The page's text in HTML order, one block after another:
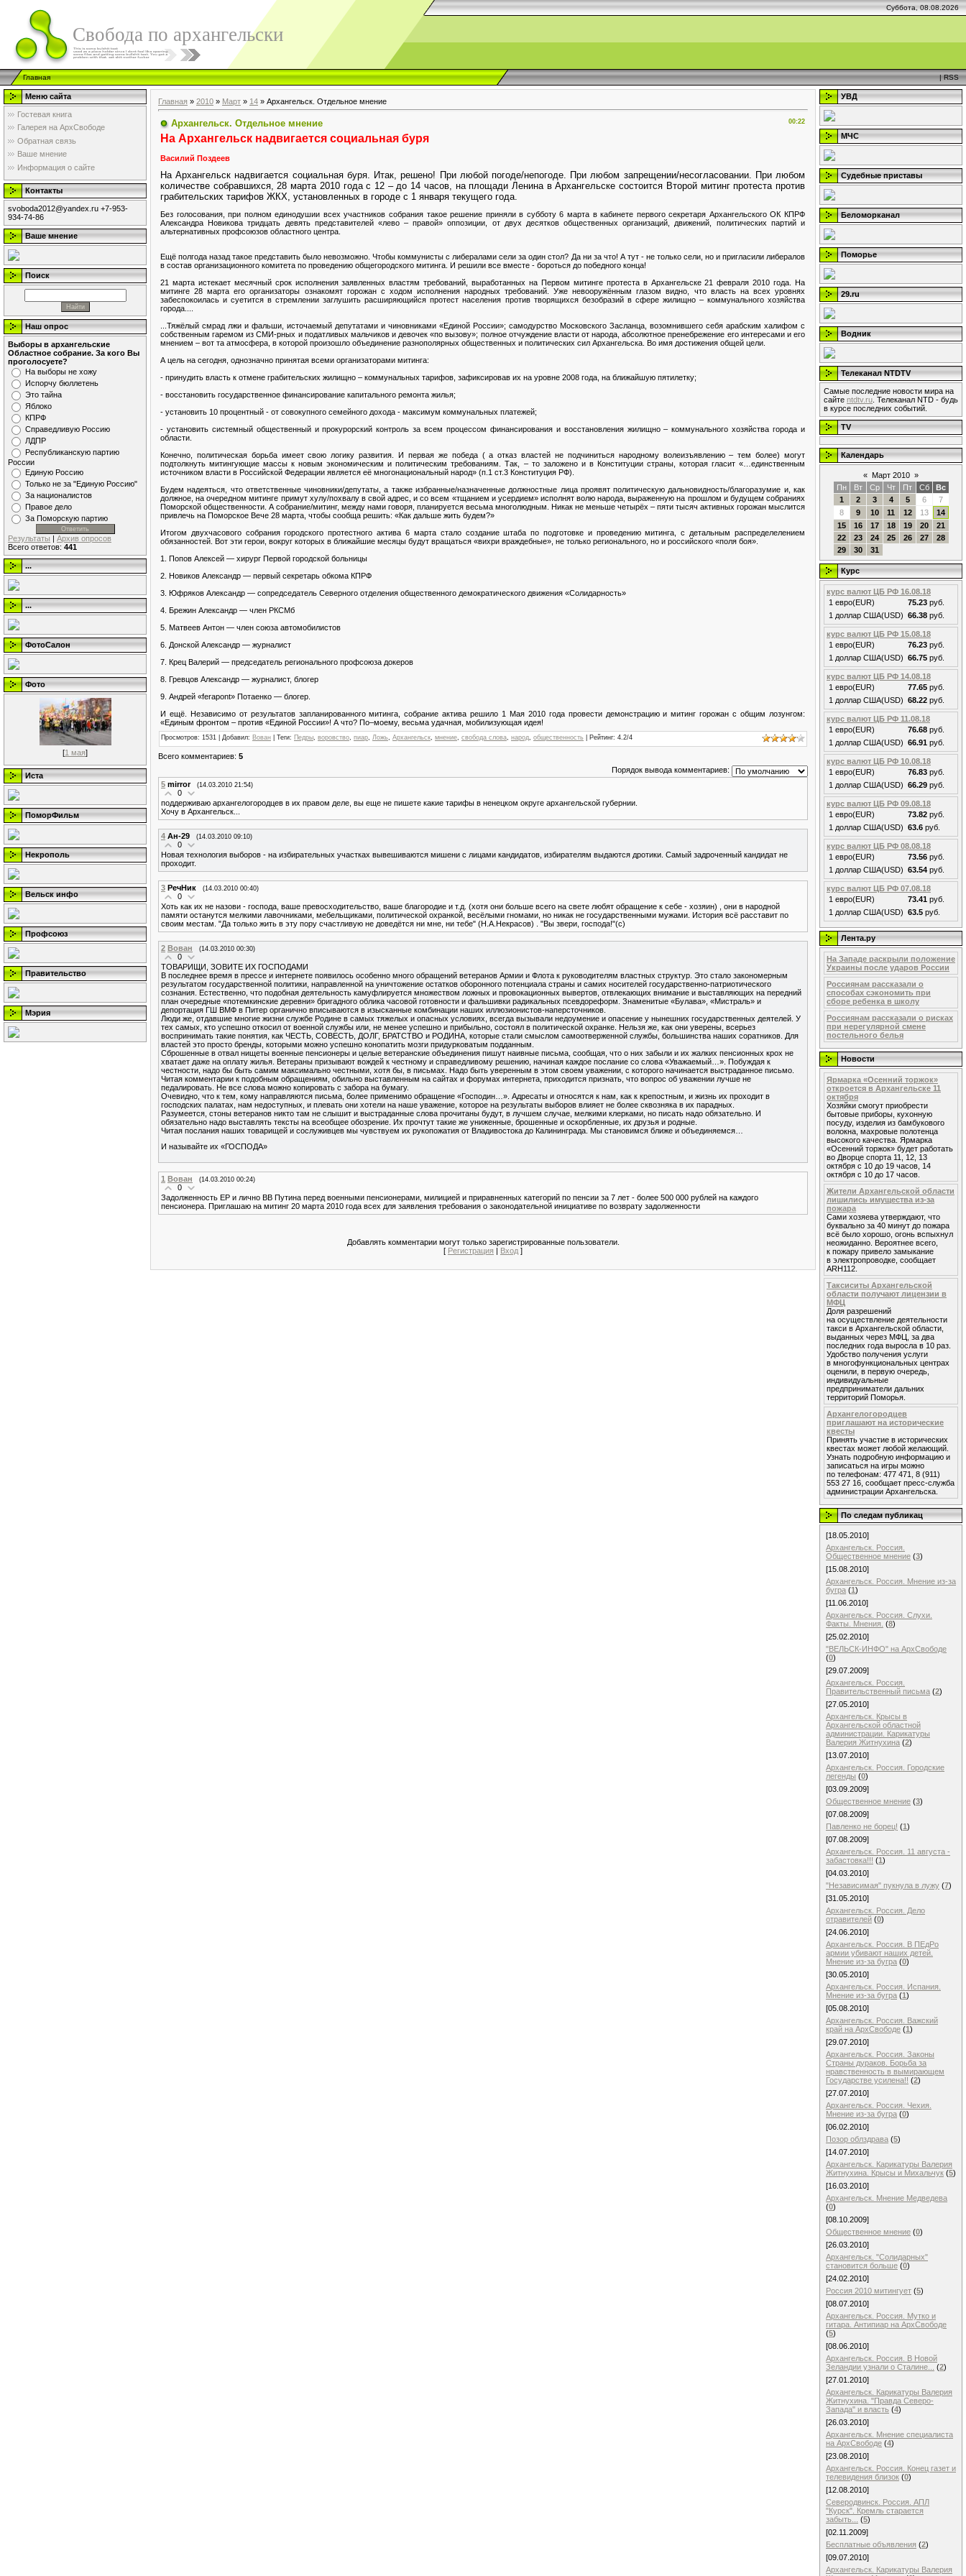
Суббота, 08.08.2026
Свобода по архангельски
Главная |RSS
Меню сайта
Гостевая книга
Галерея на АрхСвободе
Обратная связь
Ваше мнение
Информация о сайте
Контакты
svoboda2012@yandex.ru +7-953-
934-74-86
Ваше мнение
Поиск
Наш опрос
Выборы в архангельские
Областное собрание. За кого Вы
проголосуете?
На выборы не хожу
Испорчу бюллетень
Это тайна
Яблоко
КПРФ
Справедливую Россию
ЛДПР
Республиканскую партию
России
Единую Россию
Только не за "Единую Россию"
За националистов
Правое дело
За Поморскую партию
Результаты | Архив опросов
Всего ответов: 441
...
...
ФотоСалон
Фото
[1 мая]
Иста
ПоморФильм
Некрополь
Вельск инфо
Профсоюз
Правительство
Мэрия
Главная » 2010 » Март » 14 » Архангельск. Отдельное мнение
00:22
Архангельск. Отдельное мнение
На Архангельск надвигается социальная буря
Василий Поздеев
На Архангельск надвигается социальная буря. Итак, решено! При любой погоде/непогоде. При любом запрещении/несогласовании. При любом
количестве собравшихся, 28 марта 2010 года с 12 – до 14 часов, на площади Ленина в Архангельске состоится Второй митинг протеста против
грабительских тарифов ЖКХ, установленных в городе с 1 января текущего года.
Без голосования, при полном единодушии всех участников собрания такое решение приняли в субботу 6 марта в кабинете первого секретаря Архангельского ОК КПРФ
Александра Новикова тридцать девять представителей «лево – правой» оппозиции, от двух десятков общественных организаций, движений, политических партий и
альтернативных профсоюзов областного центра.
Ещё полгода назад такое представить было невозможно. Чтобы коммунисты с либералами сели за один стол? Да ни за что! А тут - не только сели, но и пригласили либералов
в состав организационного комитета по проведению общегородского митинга. И решили все вместе - бороться до победного конца!
21 марта истекает месячный срок исполнения заявленных властям требований, выработанных на Первом митинге протеста в Архангельске 21 февраля 2010 года. На
митинге 28 марта его организаторы ознакомят горожан с ходом исполнения народных требований. Уже невооружённым глазом видно, что власть на всех уровнях
забеспокоилась и суетится в стремлении заглушить расширяющийся протест населения против творящихся безобразий в сфере жилищно – коммунального хозяйства
города....
...Тяжёлый смрад лжи и фальши, источаемый депутатами и чиновниками «Единой России»; самодурство Московского Засланца, возомнившего себя арабским халифом с
собственным гаремом из СМИ-рных и податливых мальчиков и девочек «по вызову»; полное отчуждение власти от народа, абсолютное пренебрежение его интересами и его
мнением – вот та атмосфера, в которой произошло объединение разнополярных общественных и политических сил Архангельска. Во имя достижения общей цели.
А цель на сегодня, однозначно принятая всеми организаторами митинга:
- принудить власть к отмене грабительских жилищно – коммунальных тарифов, зафиксировав их на уровне 2008 года, на ближайшую пятилетку;
- восстановить государственное финансирование капитального ремонта жилья;
- установить 10 процентный - от совокупного семейного дохода - максимум коммунальных платежей;
- установить системный общественный и прокурорский контроль за всем процессом финансирования и восстановления жилищно – коммунального хозяйства города и
области.
Конечно, политическая борьба имеет свою логику развития. И первая же победа ( а отказ властей не подчиниться народному волеизъявлению – тем более) могут
подтолкнуть митингующие массы к новым экономическим и политическим требованиям. Так, – то заложено и в Конституции страны, которая гласит «…единственным
источником власти в Российской Федерации является её многонациональный народ» (п.1 ст.3 Конституция РФ).
Будем надеяться, что ответственные чиновники/депутаты, а также избранные/назначенные должностные лица проявят политическую дальновидность/благоразумие и, как
должное, на очередном митинге примут хулу/похвалу в свой адрес, и со всем «тщанием и усердием» исполнят волю народа, выраженную на прошлом и будущем собраниях
Поморской общественности. А собрание/митинг, между нами говоря, планируется весьма многолюдным. Никак не меньше четырёх – пяти тысяч активных горожан мыслится
привлечь на Поморское Вече 28 марта, чтобы сообща решить: «Как дальше жить будем?»
Итогом двухчасового собрания городского протестного актива 6 марта стало создание штаба по подготовке и проведению митинга, с детальным распределелением
обязанностей. Вот эти герои, вокруг которых в ближайшие месяцы будут вращаться «вихри враждебные», не только регионального, но и российского «поля боя».
1. Попов Алексей — хирург Первой городской больницы
2. Новиков Александр — первый секретарь обкома КПРФ
3. Юфряков Александр — сопредседатель Северного отделения общественного демократического движения «Солидарность»
4. Брежин Александр — член РКСМб
5. Матвеев Антон — член союза автомобилистов
6. Донской Александр — журналист
7. Крец Валерий — председатель регионального профсоюза докеров
8. Гревцов Александр — журналист, блогер
9. Андрей «ferapont» Потаенко — блогер.
И ещё. Независимо от результатов запланированного митинга, собрание актива решило 1 Мая 2010 года провести демонстрацию и митинг горожан с общим лозунгом:
«Единым фронтом – против «Единой России»! А что? По–моему, весьма удачная, мобилизующая идея!
Просмотров: 1531 | Добавил: Вован Теги: Педры воровство пиар Ложь Архангельск мнение свобода слова народ общественность Рейтинг: 4.2/4
Всего комментариев: 5
Порядок вывода комментариев:
5 mirror (14.03.2010 21:54)
0
поддерживаю архангелогородцев в их правом деле, вы еще не пишете какие тарифы в ненецком округе архангельской губернии.
Хочу в Архангельск...
4 Ан-29 (14.03.2010 09:10)
0
Новая технология выборов - на избирательных участках вывешиваются мишени с лицами кандидатов, избирателям выдаются дротики. Самый задроченный кандидат не
проходит.
3 РечНик (14.03.2010 00:40)
0
Хоть как их не назови - господа, ваше превосходительство, ваше благородие и т.д. (хотя они больше всего на свете любят обращение к себе - хозяин) , они в народной
памяти останутся мелкими лавочниками, мебельщиками, политической охранкой, весёлыми гномами, но никак не государственными мужами. История всё расставит по
своим местам. "Да только жить в эту пору счастливую не доведётся ни мне, ни тебе" (Н.А.Некрасов) . "Вы звери, господа!"(с)
2 Вован (14.03.2010 00:30)
0
ТОВАРИЩИ, ЗОВИТЕ ИХ ГОСПОДАМИ
В последнее время в прессе и интернете появилось особенно много обращений ветеранов Армии и Флота к руководителям властных структур. Это стало закономерным
результатом государственной политики, направленной на уничтожение остатков оборонного потенциала страны и самих носителей государственно-патриотического
сознания. Естественно, что подобная деятельность камуфлируется множеством ложных и провокационных вывертов, отвлекающих внимание и выставляющих на передний
план очередные «потемкинские деревни» бригадного облика часовой готовности и фальшивки радикальных псевдореформ. Знаменитые «Булава», «Мистраль» и
депортация ГШ ВМФ в Питер органично вписываются в изысканные комбинации наших иллюзионистов-наперсточников.
Люди же, отдавшие многие жизни службе Родине в самых тяжелых и опасных условиях, всегда вызывали недоумение и опасение у нынешних государственных деятелей. У
тех самых, кто успешно откосил от военной службы или, не менее успешно и прибыльно, состоял в политической охранке. Нельзя же, как они уверены, всерьез
воспринимать такие понятия, как ЧЕСТЬ, СОВЕСТЬ, ДОЛГ, БРАТСТВО и РОДИНА, которые стали смыслом самоотверженной службы, большинства наших соратников. Для
властей это просто бренды, которыми можно успешно конопатить мозги придурковатым подданным.
Сброшенные в отвал нищеты военные пенсионеры и целые ветеранские объединения пишут наивные письма, сообщая, что о них забыли и их жалких пенсионных крох не
хватает даже на оплату жилья. Ветераны призывают вождей к честному и справедливому решению, начиная каждое послание со слова «Уважаемый…». Побуждая к
честности, надо бы быть самим максимально честными, хотя бы, в письмах. Надо быть уверенным в этом своем уважении, с которого начинается выстраданное письмо.
Читая комментарии к подобным обращениям, обильно выставленным на сайтах и форумах интернета, приходится признать, что вопрос об уважении лучше не
педалировать. Не все слова можно копировать с забора на бумагу.
Очевидно, что к тем, кому направляются письма, более применимо обращение «Господин…». Адресаты и относятся к нам, как к крепостным, и жизнь их проходит в
господских палатах, нам недоступных, и плевать они хотели на наше уважение, которое на результаты выборов влияет не более сквозняка в их парадных.
Разумеется, стоны ветеранов никто там не слышит и выстраданные слова прочитаны будут, в лучшем случае, мелкими клерками, но писать надо обязательно. И
обязательно надо выставлять тексты на всеобщее обозрение. Их прочтут такие же униженные, брошенные и оскорбленные, их друзья и родные.
Читая послания наших товарищей и сослуживцев мы чувствуем их рукопожатия от Владивостока до Калининграда. Мы становимся ближе и объединяемся…
И называйте их «ГОСПОДА»
1 Вован (14.03.2010 00:24)
0
Задолженность ЕР и лично ВВ Путина перед военными пенсионерами, милицией и приравненных категорий по пенсии за 7 лет - более 500 000 рублей на каждого
пенсионера. Приглашаю на митинг 20 марта 2010 года всех для заявления требования о законодательной инициативе по возврату задолженности
Добавлять комментарии могут только зарегистрированные пользователи.
[ Регистрация | Вход ]
УВД
МЧС
Судебные приставы
Беломорканал
Поморье
29.ru
Водник
Телеканал NTDTV
Самые последние новости мира на
сайте ntdtv.ru . Телеканал NTD - будь
в курсе последних событий.
TV
Календарь
« Март 2010 »
Пн
Вт Ср Чт Пт Сб
Вс
1
2 3 4 5 6
7
8
9 10 11 12 13
14
15
16 17 18 19 20
21
22
23 24 25 26 27
28
29
30 31
Курс
курс валют ЦБ РФ 16.08.18
1 евро(EUR)
75.23 руб.
1 доллар США(USD) 66.38 руб.
курс валют ЦБ РФ 15.08.18
1 евро(EUR)
76.23 руб.
1 доллар США(USD) 66.75 руб.
курс валют ЦБ РФ 14.08.18
1 евро(EUR)
77.65 руб.
1 доллар США(USD) 68.22 руб.
курс валют ЦБ РФ 11.08.18
1 евро(EUR)
76.68 руб.
1 доллар США(USD) 66.91 руб.
курс валют ЦБ РФ 10.08.18
1 евро(EUR)
76.83 руб.
1 доллар США(USD) 66.29 руб.
курс валют ЦБ РФ 09.08.18
1 евро(EUR)
73.82 руб.
1 доллар США(USD) 63.6 руб.
курс валют ЦБ РФ 08.08.18
1 евро(EUR)
73.56 руб.
1 доллар США(USD) 63.54 руб.
курс валют ЦБ РФ 07.08.18
1 евро(EUR)
73.41 руб.
1 доллар США(USD) 63.5 руб.
Лента.ру
На Западе раскрыли положение
Украины после ударов России
Россиянам рассказали о
способах сэкономить при
сборе ребенка в школу
Россиянам рассказали о рисках
при нерегулярной смене
постельного белья
Новости
Ярмарка «Осенний торжок»
откроется в Архангельске 11
октября
Хозяйки смогут приобрести
бытовые приборы, кухонную
посуду, изделия из бамбукового
волокна, махровые полотенца
высокого качества. Ярмарка
«Осенний торжок» будет работать
во Дворце спорта 11, 12, 13
октября с 10 до 19 часов, 14
октября с 10 до 17 часов.
Жители Архангельской области
лишились имущества из-за
пожара
Сами хозяева утверждают, что
буквально за 40 минут до пожара
всё было хорошо, огонь вспыхнул
неожиданно. Вероятнее всего,
к пожару привело замыкание
в электропроводке, сообщает
ARH112.
Таксиситы Архангельской
области получают лицензии в
МФЦ
Доля разрешений
на осуществление деятельности
такси в Архангельской области,
выданных через МФЦ, за два
последних года выросла в 10 раз.
Удобство получения услуги
в многофункциональных центрах
оценили, в первую очередь,
индивидуальные
предприниматели дальних
территорий Поморья.
Архангелогородцев
приглашают на исторические
квесты
Принять участие в исторических
квестах может любой желающий.
Узнать подробную информацию и
записаться на игры можно
по телефонам: 477 471, 8 (911)
553 27 16, сообщает пресс-служба
администрации Архангельска.
По следам публикац
[18.05.2010]
Архангельск. Россия.
Общественное мнение (3)
[15.08.2010]
Архангельск. Россия. Мнение из-за
бугра (1)
[11.06.2010]
Архангельск. Россия. Слухи.
Факты. Мнения. (8)
[25.02.2010]
"ВЕЛЬСК-ИНФО" на АрхСвободе
(0)
[29.07.2009]
Архангельск. Россия.
Правительственный письма (2)
[27.05.2010]
Архангельск. Крысы в
Архангельской областной
администрации. Карикатуры
Валерия Житнухина (2)
[13.07.2010]
Архангельск. Россия. Городские
легенды (0)
[03.09.2009]
Общественное мнение (3)
[07.08.2009]
Павленко не борец! (1)
[07.08.2009]
Архангельск. Россия. 11 августа -
забастовка!!! (1)
[04.03.2010]
"Независимая" пукнула в лужу (7)
[31.05.2010]
Архангельск. Россия. Дело
отравителей (0)
[24.06.2010]
Архангельск. Россия. В ПЕдРо
армии убивают наших детей.
Мнение из-за бугра (0)
[30.05.2010]
Архангельск. Россия. Испания.
Мнение из-за бугра (1)
[05.08.2010]
Архангельск. Россия. Важский
край на АрхСвободе (1)
[29.07.2010]
Архангельск. Россия. Законы
Страны дураков. Борьба за
нравственность в вымирающем
Государстве усилена!! (2)
[27.07.2010]
Архангельск. Россия. Чехия.
Мнение из-за бугра (0)
[06.02.2010]
Позор облздрава (5)
[14.07.2010]
Архангельск. Карикатуры Валерия
Житнухина. Крысы и Михальчук (5)
[16.03.2010]
Архангельск. Мнение Медведева
(0)
[08.10.2009]
Общественное мнение (0)
[26.03.2010]
Архангельск. "Солидарных"
становится больше (0)
[24.02.2010]
Россия 2010 митингует (5)
[08.07.2010]
Архангельск. Россия. Мутко и
гитара. Антипиар на АрхСвободе
(5)
[08.06.2010]
Архангельск. Россия. В Новой
Зеландии узнали о Сталине...
(2)
[27.01.2010]
Архангельск. Карикатуры Валерия
Житнухина. "Правда Северо-
Запада" и власть (4)
[26.03.2010]
Архангельск. Мнение специалиста
на АрхСвободе (4)
[23.08.2010]
Архангельск. Россия. Конец газет и
телевидения близок (0)
[12.08.2010]
Северодвинск. Россия. АПЛ
"Курск". Кремль старается
забыть...
(5)
[02.11.2009]
Бесплатные объявления (2)
[09.07.2010]
Архангельск. Карикатуры Валерия